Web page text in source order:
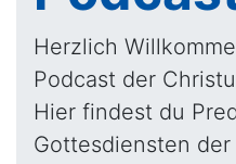
Herzlich
Podcast der
Hier findest du
Gottesdiensten